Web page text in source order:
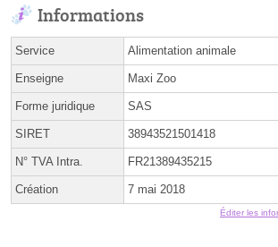
Informations
Service Alimentation animale
Enseigne Maxi Zoo
Forme juridique SAS
SIRET 38943521501418
N° TVA Intra. FR21389435215
Création 7 mai 2018
Éditer les